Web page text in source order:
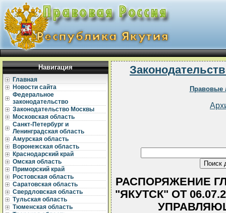
Навигация
Главная
Новости сайта
Федеральное
законодательство
Законодательство Москвы
Московская область
Санкт-Петербург и
Ленинградская область
Амурская область
Воронежская область
Краснодарский край
Омская область
Приморский край
Ростовская область
Саратовская область
Свердловская область
Тульская область
Тюменская область
Правовые
РАСПОРЯЖЕНИЕ
"ЯКУТСК" ОТ